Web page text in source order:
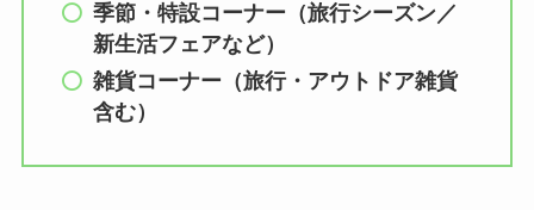
季節・特設コーナー（旅行シーズン／
新生活フェアなど）
雑貨コーナー（旅行・アウトドア雑貨
含む）